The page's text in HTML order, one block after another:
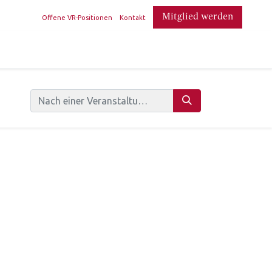
Offene VR-Positionen Kontakt Mitglied werden